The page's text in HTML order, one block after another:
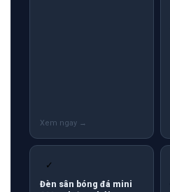
✓
Đèn sân bóng đá mini